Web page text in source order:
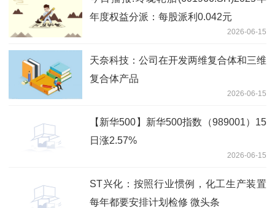
年度权益分派：每股派利0.042元
2026-06-15
天奈科技：公司在开发两维复合体和三维
复合体产品
2026-06-15
【新华500】新华500指数（989001）15
日涨2.57%
2026-06-15
ST兴化：按照行业惯例，化工生产装置
每年都要安排计划检修 微头条